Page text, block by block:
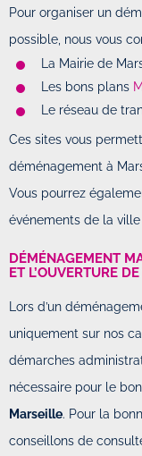
Pour organiser un
possible, nous vous
La Mairie de
Les bons plans
Le réseau de
Ces sites vous
déménagement à
Vous pourrez
événements de la
DÉMÉNAGEMENT
ET L’OUVERTURE
Lors d’un
uniquement sur nos
démarches
nécessaire pour le
Marseille. Pour la
conseillons de